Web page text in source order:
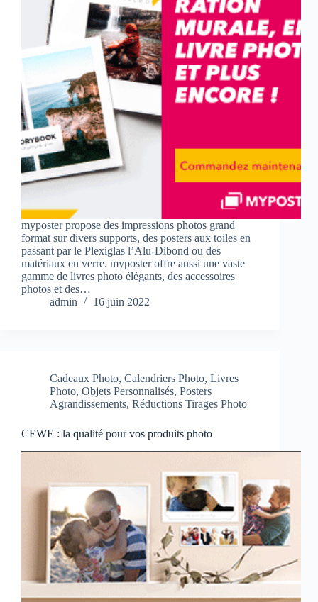
myposter propose des impressions photos grand
format sur divers supports, des posters aux toiles en
passant par le Plexiglas l’Alu-Dibond ou des
matériaux en verre. myposter offre aussi une vaste
gamme de livres photo élégants, des accessoires
photos et des…
admin
16 juin 2022
Cadeaux Photo, Calendriers Photo, Livres
Photo, Objets Personnalisés, Posters
Agrandissements, Réductions Tirages Photo
CEWE : la qualité pour vos produits photo